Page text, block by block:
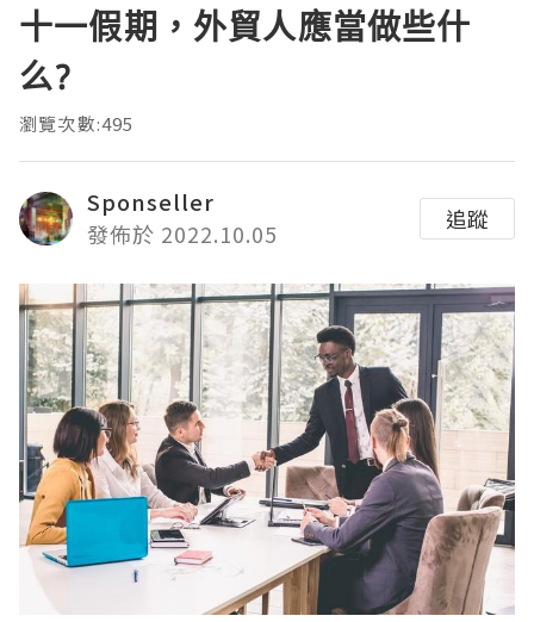
十一假期，外貿人應當做些什
么?
瀏覽次數:495
Sponseller
發佈於 2022.10.05
追蹤